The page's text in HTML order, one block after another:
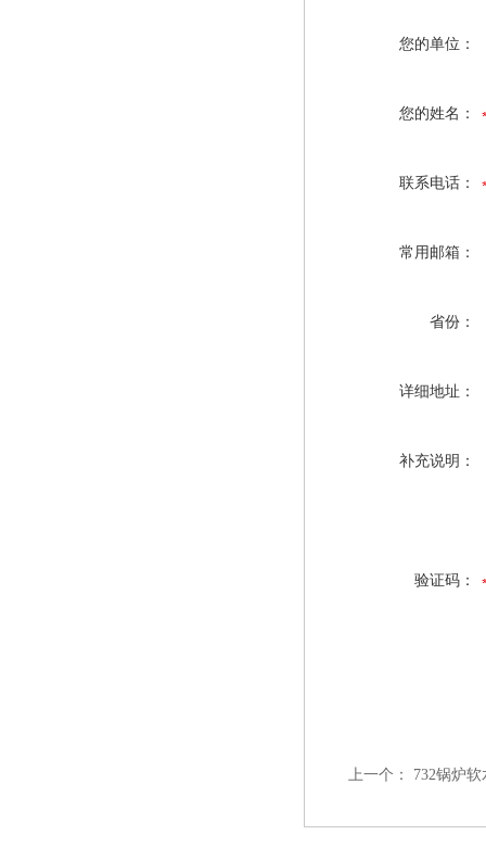
您的单位：
您的姓名：
联系电话：
常用邮箱：
省份：
详细地址：
补充说明：
验证码：
上一个： 732锅炉